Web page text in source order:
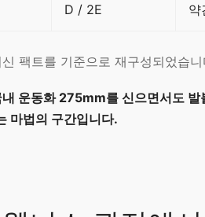
D / 2E 약
팩트를 기준으로 재구성되었습니
운동화 275mm를 신으면서도 발
마법의 구간입니다.